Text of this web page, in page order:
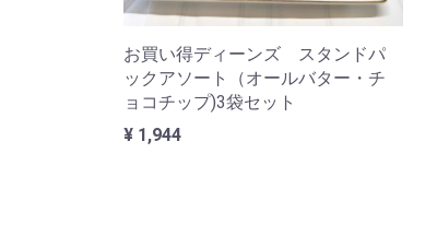
お買い得ディーンズ スタンドパ
ックアソート（オールバター・チ
ョコチップ)3袋セット
¥ 1,944